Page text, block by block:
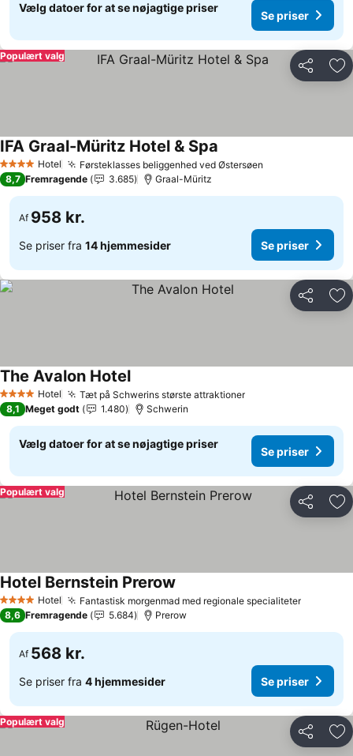
Vælg datoer for at se nøjagtige priser
Se priser
Del
Populært valg
4 StjernerHotel Førsteklasses beliggenhed ved Østersøen
IFA Graal-Müritz Hotel & Spa
8,7 Fremragende 3.685 Graal-Müritz
Af 958 kr.
Se priser fra 14 hjemmesider Se priser
Del
4 StjernerHotel Tæt på Schwerins største attraktioner
The Avalon Hotel
8,1 Meget godt 1.480 Schwerin
Vælg datoer for at se nøjagtige priser
Se priser
Del
Populært valg
4 StjernerHotel Fantastisk morgenmad med regionale specialiteter
Hotel Bernstein Prerow
8,6 Fremragende 5.684 Prerow
Af 568 kr.
Se priser fra 4 hjemmesider Se priser
Del
Populært valg